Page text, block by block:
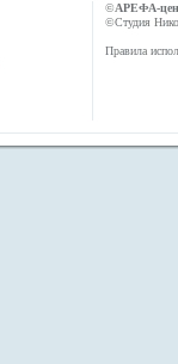
©АРЕФА-
©Студия
Правила